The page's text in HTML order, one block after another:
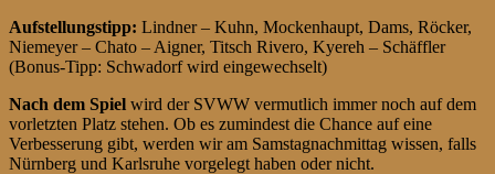
Aufstellungstipp: Lindner – Kuhn, Mockenhaupt, Dams, Röcker,
Niemeyer – Chato – Aigner, Titsch Rivero, Kyereh – Schäffler
(Bonus-Tipp: Schwadorf wird eingewechselt)
Nach dem Spiel wird der SVWW vermutlich immer noch auf dem
vorletzten Platz stehen. Ob es zumindest die Chance auf eine
Verbesserung gibt, werden wir am Samstagnachmittag wissen, falls
Nürnberg und Karlsruhe vorgelegt haben oder nicht.